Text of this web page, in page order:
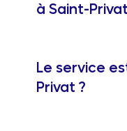
à Saint-
Le service
Privat ?